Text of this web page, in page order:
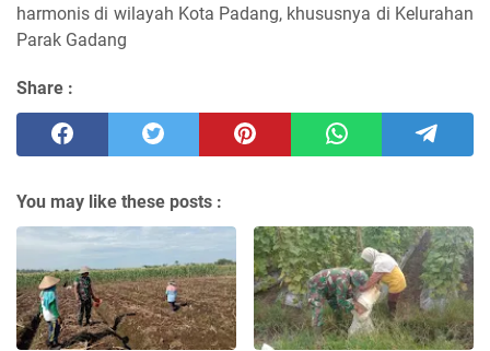
harmonis di wilayah Kota Padang, khususnya di Kelurahan
Parak Gadang
Share :
You may like these posts :